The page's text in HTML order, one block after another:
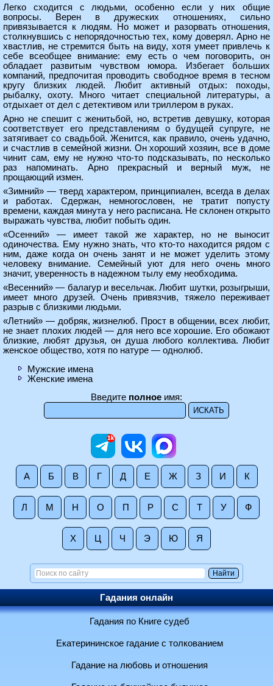
Легко сходится с людьми, особенно если у них общие
вопросы. Верен в дружеских отношениях, сильно
привязывается к людям. Но может и разорвать отношения,
столкнувшись с непорядочностью тех, кому доверял. Арно не
хвастлив, не стремится быть на виду, хотя умеет привлечь к
себе всеобщее внимание: ему есть о чем поговорить, он
обладает развитым чувством юмора. Избегает больших
компаний, предпочитая проводить свободное время в тесном
кругу близких людей. Любит активный отдых: походы,
рыбалку, охоту. Много читает специальной литературы, а
отдыхает от дел с детективом или триллером в руках.
Арно не спешит с женитьбой, но, встретив девушку, которая
соответствует его представлениям о будущей супруге, не
затягивает со свадьбой. Женится, как правило, очень удачно,
и счастлив в семейной жизни. Он хороший хозяин, все в доме
чинит сам, ему не нужно что-то подсказывать, по несколько
раз напоминать. Арно прекрасный и верный муж, не
прощающий измен.
«Зимний» — тверд характером, принципиален, всегда в делах
и работах. Сдержан, немногословен, не тратит попусту
времени, каждая минута у него расписана. Не склонен открыто
выражать чувства, любит побыть один.
«Осенний» — имеет такой же характер, но не выносит
одиночества. Ему нужно знать, что кто-то находится рядом с
ним, даже когда он очень занят и не может уделить этому
человеку внимание. Семейный уют для него очень много
значит, уверенность в надежном тылу ему необходима.
«Весенний» — балагур и весельчак. Любит шутки, розыгрыши,
имеет много друзей. Очень привязчив, тяжело переживает
разрыв с близкими людьми.
«Летний» — добряк, жизнелюб. Прост в общении, всех любит,
не знает плохих людей — для него все хорошие. Его обожают
близкие, любят друзья, он душа любого коллектива. Любит
женское общество, хотя по натуре — однолюб.
Мужские имена
Женские имена
Введите полное имя:
А Б В Г Д Е Ж З И К
Л М Н О П Р С Т У Ф
Х Ц Ч Э Ю Я
Гадания онлайн
Гадания по Книге судеб
Екатерининское гадание с толкованием
Гадание на любовь и отношения